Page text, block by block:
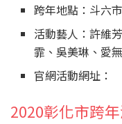
跨年地點：斗六
活動藝人：許維
霏、吳美琳、愛
官網活動網址：
2020彰化市跨